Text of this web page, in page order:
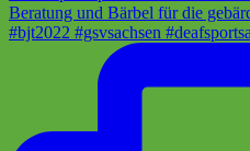
#bjt2022 #gsvsachsen